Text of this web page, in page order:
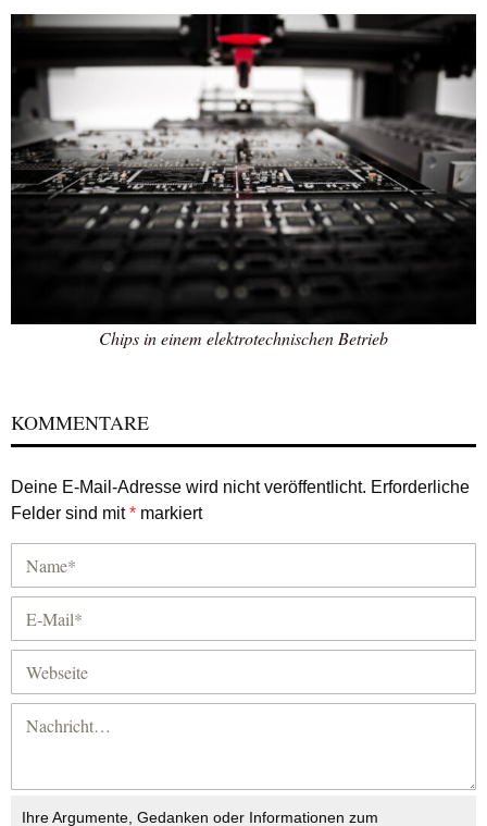
Chips in einem elektrotechnischen Betrieb
KOMMENTARE
Deine E-Mail-Adresse wird nicht veröffentlicht. Erforderliche
Felder sind mit* markiert
Ihre Argumente, Gedanken oder Informationen zum